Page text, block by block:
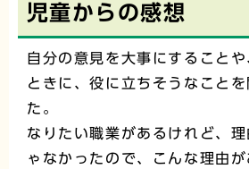
児童からの感想
自分の意見を大事にすること
ときに、役に立ちそうなこと
た。
なりたい職業があるけれど、
ゃなかったので、こんな理由